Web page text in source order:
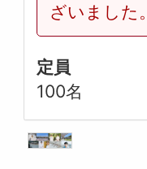
ざいました。
定員
100名